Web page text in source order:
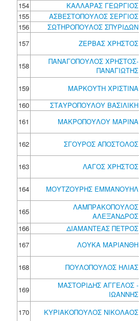
154
ΚΑΛΛΑΡΑΣ ΓΕΩΡΓΙΟΣ
155
ΑΣΒΕΣΤΟΠΟΥΛΟΣ ΣΕΡΓΙΟΣ
156
ΣΩΤΗΡΟΠΟΥΛΟΣ ΣΠΥΡΙΔΩΝ
157
ΖΕΡΒΑΣ ΧΡΗΣΤΟΣ
158
ΠΑΝΑΓΟΠΟΥΛΟΣ ΧΡΗΣΤΟΣ-
ΠΑΝΑΓΙΩΤΗΣ
159
ΜΑΡΚΟΥΤΗ ΧΡΙΣΤΙΝΑ
160
ΣΤΑΥΡΟΠΟΥΛΟΥ ΒΑΣΙΛΙΚΗ
161
ΜΑΚΡΟΠΟΥΛΟΥ ΜΑΡΙΝΑ
162
ΣΓΟΥΡΟΣ ΑΠΟΣΤΟΛΟΣ
163
ΛΑΓΟΣ ΧΡΗΣΤΟΣ
164
ΜΟΥΤΖΟΥΡΗΣ ΕΜΜΑΝΟΥΗΛ
165
ΛΑΜΠΡΑΚΟΠΟΥΛΟΣ
ΑΛΕΞΑΝΔΡΟΣ
166
ΔΙΑΜΑΝΤΕΑΣ ΠΕΤΡΟΣ
167
ΛΟΥΚΑ ΜΑΡΙΑΝΘΗ
168
ΠΟΥΛΟΠΟΥΛΟΣ ΗΛΙΑΣ
169
ΜΑΣΤΟΡΙΔΗΣ ΑΓΓΕΛΟΣ -
ΙΩΑΝΝΗΣ
170
ΚΥΡΙΑΚΟΠΟΥΛΟΣ ΝΙΚΟΛΑΟΣ